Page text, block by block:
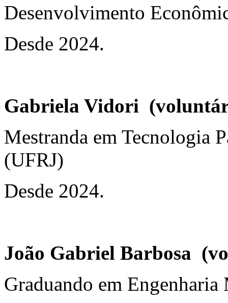
Desenvolvimento
Desde 2024.
Gabriela Vidori
Mestranda em Tecnologia
(UFRJ)
Desde 2024.
João Gabriel Barbosa
Graduando em